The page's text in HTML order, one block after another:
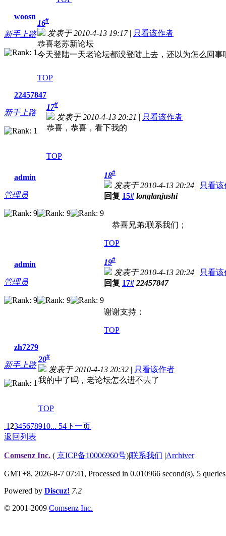
woosn
新手上路
16#
发表于 2010-4-13 19:17| 只看该作者
恭喜老苏新论坛
今天登陆一天老论坛都没登陆上去，还以为怎么回事
TOP
22457847
新手上路
17#
发表于 2010-4-13 20:21 | 只看该作者
恭喜，恭喜，看下我的
TOP
admin
管理员
18#
发表于 2010-4-13 20:24 | 只看该
回复 15# longlanjushi
恭喜兄弟;联系我们；
TOP
admin
管理员
19#
发表于 2010-4-13 20:24 | 只看该
回复 17# 22457847
谢谢支持；
TOP
zh7279
新手上路
20#
发表于 2010-4-13 20:32 | 只看该作者
我的中了吗，老论坛怎么进不去了
TOP
12345678910... 54下一页
返回列表
Comsenz Inc. ( 京ICP备10006960号)|联系我们 |Archiver
GMT+8, 2026-8-7 07:41, Processed in 0.010966 second(s), 5 queries
Powered by Discuz! 7.2
© 2001-2009 Comsenz Inc.